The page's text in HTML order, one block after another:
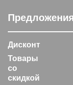
Дисконт
Товары
со
скидкой